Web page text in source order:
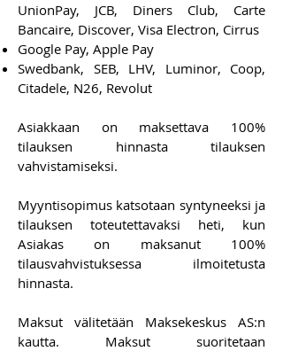
UnionPay, JCB, Diners Club, Carte
Bancaire, Discover, Visa Electron, Cirrus
Google Pay, Apple Pay
Swedbank, SEB, LHV, Luminor, Coop,
Citadele, N26, Revolut
Asiakkaan on maksettava 100%
tilauksen hinnasta tilauksen
vahvistamiseksi.
Myyntisopimus katsotaan syntyneeksi ja
tilauksen toteutettavaksi heti, kun
Asiakas on maksanut 100%
tilausvahvistuksessa ilmoitetusta
hinnasta.
Maksut välitetään Maksekeskus AS:n
kautta. Maksut suoritetaan